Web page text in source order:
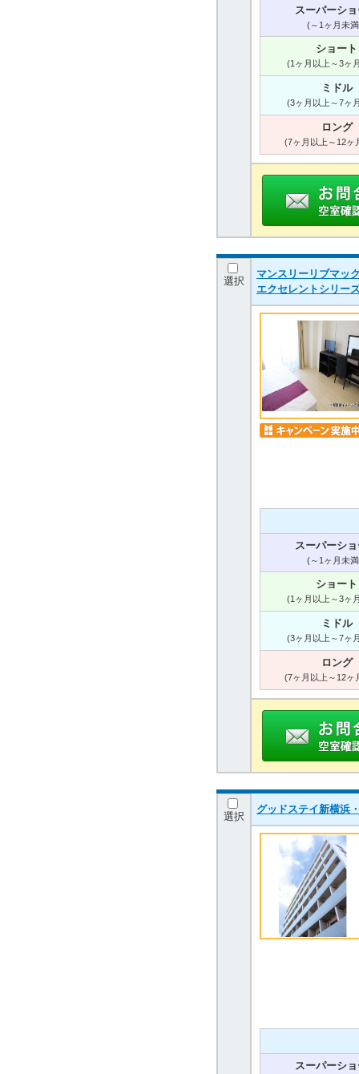
スーパーシ
(～1ヶ月未
ショート
(1ヶ月以上～3ヶ
ミドル
(3ヶ月以上～7ヶ
ロング
(7ヶ月以上～12ヶ
選択
マンスリーリブマッ
エクセレントシリー
スーパーシ
(～1ヶ月未
ショート
(1ヶ月以上～3ヶ
ミドル
(3ヶ月以上～7ヶ
ロング
(7ヶ月以上～12ヶ
選択
グッドステイ新横浜
スーパーシ